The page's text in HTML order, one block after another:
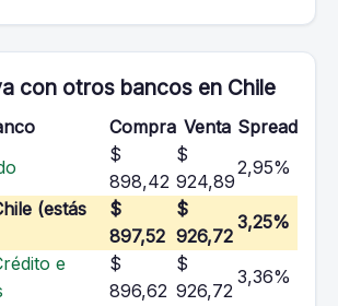
con otros bancos en Chile
Compra Venta Spread
$
898,42
$
924,89
2,95%
(estás
$
897,52
$
926,72
3,25%
e
$
896,62
$
926,72
3,36%